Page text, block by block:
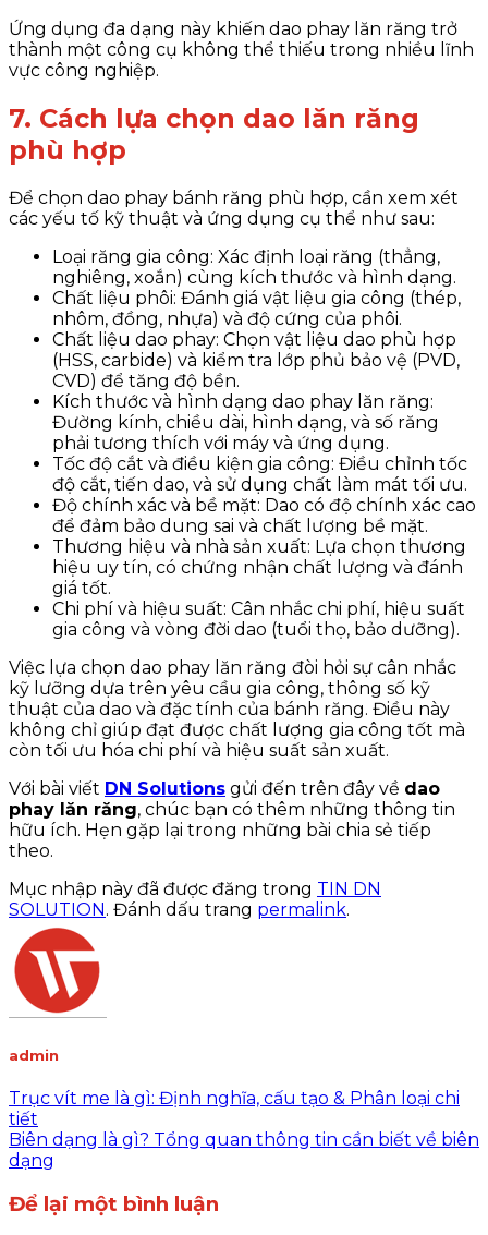
Ứng dụng đa dạng này khiến dao phay lăn răng trở
thành một công cụ không thể thiếu trong nhiều lĩnh
vực công nghiệp.
7. Cách lựa chọn dao lăn răng
phù hợp
Để chọn dao phay bánh răng phù hợp, cần xem xét
các yếu tố kỹ thuật và ứng dụng cụ thể như sau:
Loại răng gia công: Xác định loại răng (thẳng,
nghiêng, xoắn) cùng kích thước và hình dạng.
Chất liệu phôi: Đánh giá vật liệu gia công (thép,
nhôm, đồng, nhựa) và độ cứng của phôi.
Chất liệu dao phay: Chọn vật liệu dao phù hợp
(HSS, carbide) và kiểm tra lớp phủ bảo vệ (PVD,
CVD) để tăng độ bền.
Kích thước và hình dạng dao phay lăn răng:
Đường kính, chiều dài, hình dạng, và số răng
phải tương thích với máy và ứng dụng.
Tốc độ cắt và điều kiện gia công: Điều chỉnh tốc
độ cắt, tiến dao, và sử dụng chất làm mát tối ưu.
Độ chính xác và bề mặt: Dao có độ chính xác cao
để đảm bảo dung sai và chất lượng bề mặt.
Thương hiệu và nhà sản xuất: Lựa chọn thương
hiệu uy tín, có chứng nhận chất lượng và đánh
giá tốt.
Chi phí và hiệu suất: Cân nhắc chi phí, hiệu suất
gia công và vòng đời dao (tuổi thọ, bảo dưỡng).
Việc lựa chọn dao phay lăn răng đòi hỏi sự cân nhắc
kỹ lưỡng dựa trên yêu cầu gia công, thông số kỹ
thuật của dao và đặc tính của bánh răng. Điều này
không chỉ giúp đạt được chất lượng gia công tốt mà
còn tối ưu hóa chi phí và hiệu suất sản xuất.
Với bài viết DN Solutions gửi đến trên đây về dao
phay lăn răng, chúc bạn có thêm những thông tin
hữu ích. Hẹn gặp lại trong những bài chia sẻ tiếp
theo.
Mục nhập này đã được đăng trong TIN DN
SOLUTION. Đánh dấu trang permalink.
admin
Trục vít me là gì: Định nghĩa, cấu tạo & Phân loại chi
tiết
Biên dạng là gì? Tổng quan thông tin cần biết về biên
dạng
Để lại một bình luận